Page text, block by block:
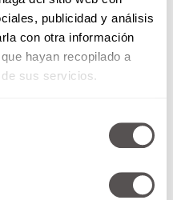
publicidad y análisis
con otra información
hayan recopilado a
sus servicios.
de 2020
tienes que
¿Cómo criar
la “nueva